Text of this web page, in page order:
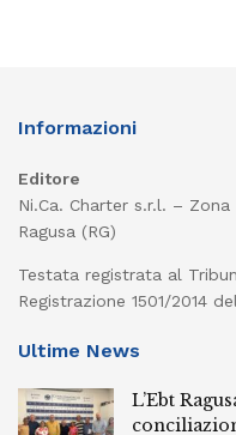
Informazioni
Editore
Ni.Ca. Charter s.r.l. –
Ragusa (RG)
Testata registrata al
Registrazione 1501/2014
Ultime News
L’Ebt